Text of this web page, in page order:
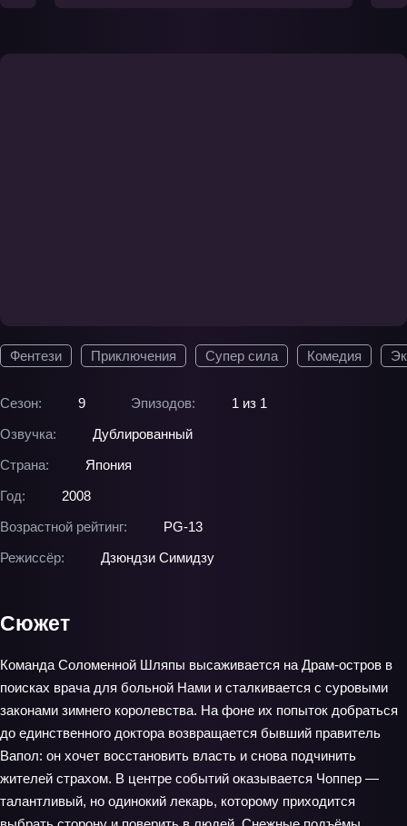
Фентези Приключения Супер сила Комедия
Сезон: 9 Эпизодов:
1 из 1
Озвучка:
Дублированный
Страна:
Япония
Год:
2008
Возрастной рейтинг:
PG-13
Режиссёр:
Дзюндзи Симидзу
Сюжет
Команда Соломенной Шляпы высаживается на Драм‑остров в
поисках врача для больной Нами и сталкивается с суровыми
законами зимнего королевства. На фоне их попыток добраться
до единственного доктора возвращается бывший правитель
Вапол: он хочет восстановить власть и снова подчинить
жителей страхом. В центре событий оказывается Чоппер —
талантливый, но одинокий лекарь, которому приходится